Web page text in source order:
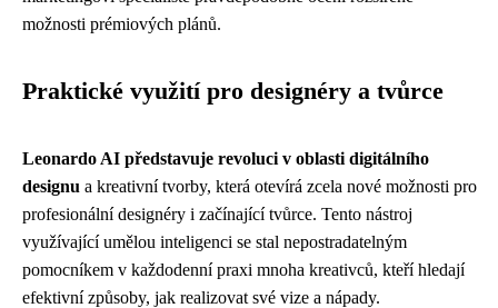
možnosti prémiových plánů.
Praktické využití pro designéry a tvůrce
Leonardo AI představuje revoluci v oblasti digitálního
designu a kreativní tvorby, která otevírá zcela nové možnosti pro
profesionální designéry i začínající tvůrce. Tento nástroj
využívající umělou inteligenci se stal nepostradatelným
pomocníkem v každodenní praxi mnoha kreativců, kteří hledají
efektivní způsoby, jak realizovat své vize a nápady.